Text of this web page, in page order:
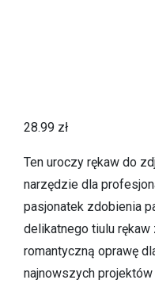
28.99 zł
Ten uroczy rękaw do
narzędzie dla
pasjonatek zdobienia
delikatnego tiulu
romantyczną oprawę
najnowszych